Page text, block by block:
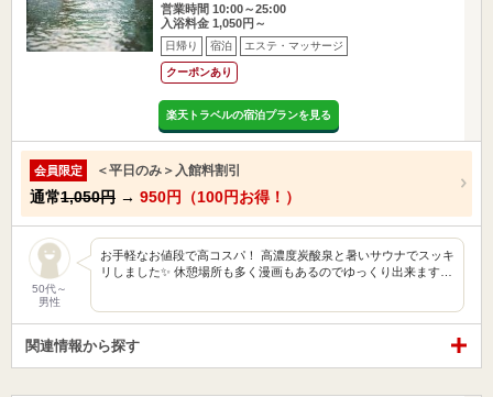
営業時間 10:00～25:00
入浴料金 1,050円～
日帰り 宿泊 エステ・マッサージ
クーポンあり
楽天トラベルの宿泊プランを見る
会員限定 ＜平日のみ＞入館料割引
通常1,050円 → 950円（100円お得！）
50代～
男性
お手軽なお値段で高コスパ！ 高濃度炭酸泉と暑いサウナでスッキ
リしました✨ 休憩場所も多く漫画もあるのでゆっくり出来ます…
関連情報から探す